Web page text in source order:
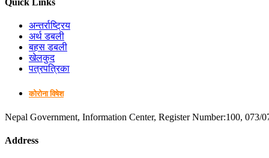
Quick Links
अन्तर्राष्ट्रिय
अर्थ डबली
बहस डबली
खेलकुद
पत्रपत्रिका
कोरोना विषेश
Nepal Government, Information Center, Register Number:100, 073/
Address